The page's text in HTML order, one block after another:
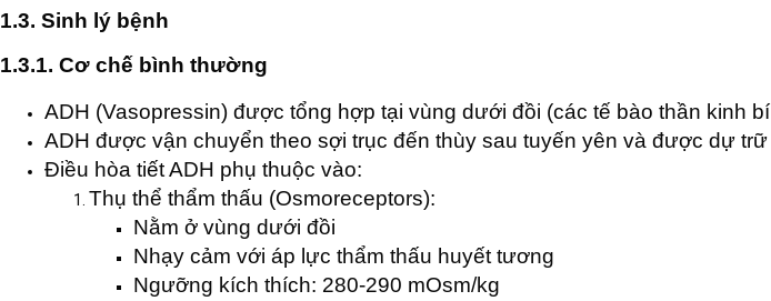
1.3. Sinh lý bệnh
1.3.1. Cơ chế bình thường
ADH (Vasopressin) được tổng hợp tại vùng dưới đồi (các tế bào thần kinh
ADH được vận chuyển theo sợi trục đến thùy sau tuyến yên và được dự
Điều hòa tiết ADH phụ thuộc vào:
Thụ thể thẩm thấu (Osmoreceptors):
Nằm ở vùng dưới đồi
Nhạy cảm với áp lực thẩm thấu huyết tương
Ngưỡng kích thích: 280-290 mOsm/kg